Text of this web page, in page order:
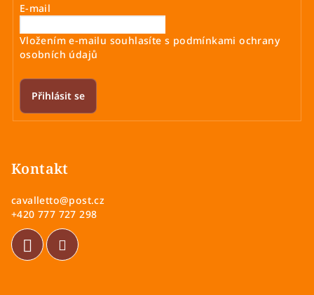
E-mail
Vložením e-mailu souhlasíte s podmínkami ochrany
osobních údajů
Přihlásit se
Kontakt
cavalletto@post.cz
+420 777 727 298